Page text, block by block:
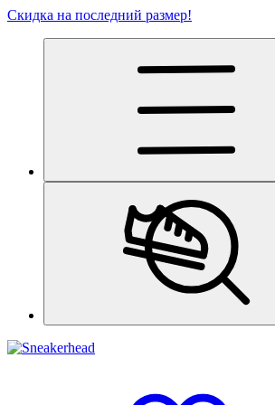
Скидка на последний размер!